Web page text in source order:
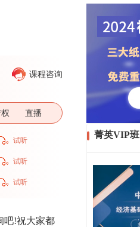
课程咨询
直播
试听
试听
试听
吧!祝大家都
菁英VIP班